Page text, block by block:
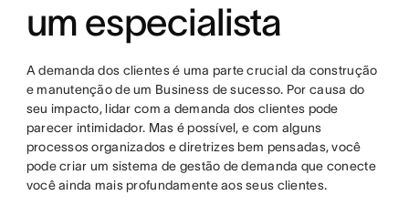
um especialista
A demanda dos clientes é uma parte crucial da construção
e manutenção de um Business de sucesso. Por causa do
seu impacto, lidar com a demanda dos clientes pode
parecer intimidador. Mas é possível, e com alguns
processos organizados e diretrizes bem pensadas, você
pode criar um sistema de gestão de demanda que conecte
você ainda mais profundamente aos seus clientes.